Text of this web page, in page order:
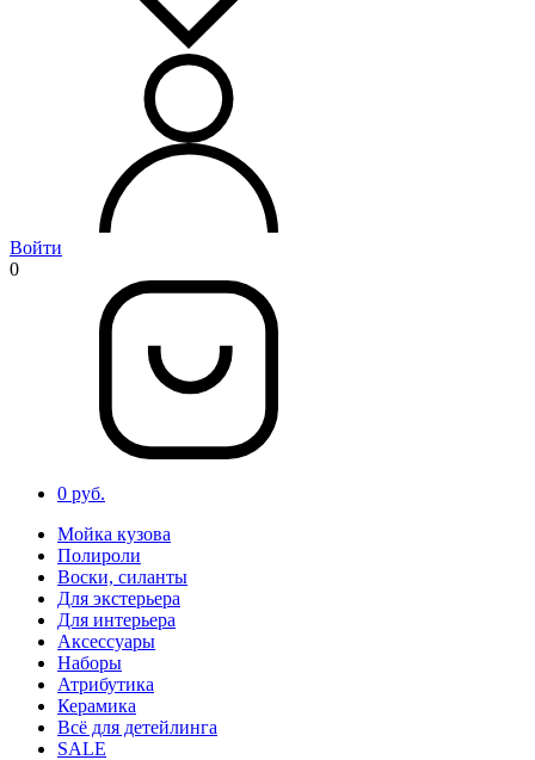
Войти
0
0 руб.
Мойка кузова
Полироли
Воски, силанты
Для экстерьера
Для интерьера
Аксессуары
Наборы
Атрибутика
Керамика
Всё для детейлинга
SALE